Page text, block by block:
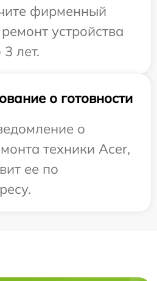
фирменный
устройства
лет.
о готовности
о
техники Acer,
ее по